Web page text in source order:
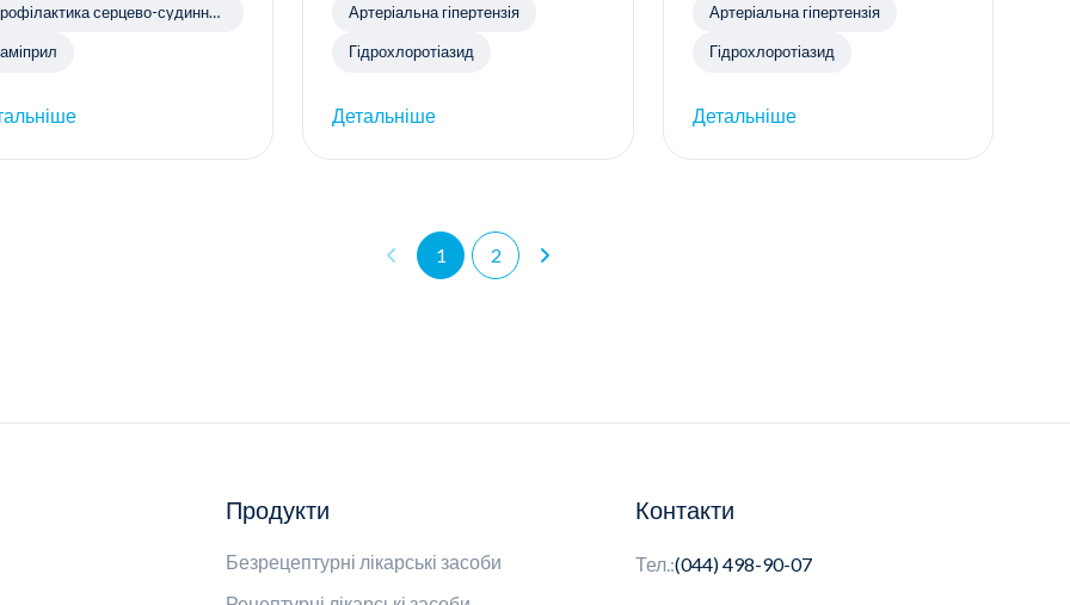
серцево-судинних
Артеріальна гіпертензія
Гідрохлоротіазид
Детальніше
Артеріальна гіпертензія
Гідрохлоротіазид
Детальніше
1 2
Продукти
Безрецептурні лікарські засоби
Контакти
Тел.:(044) 498-90-07